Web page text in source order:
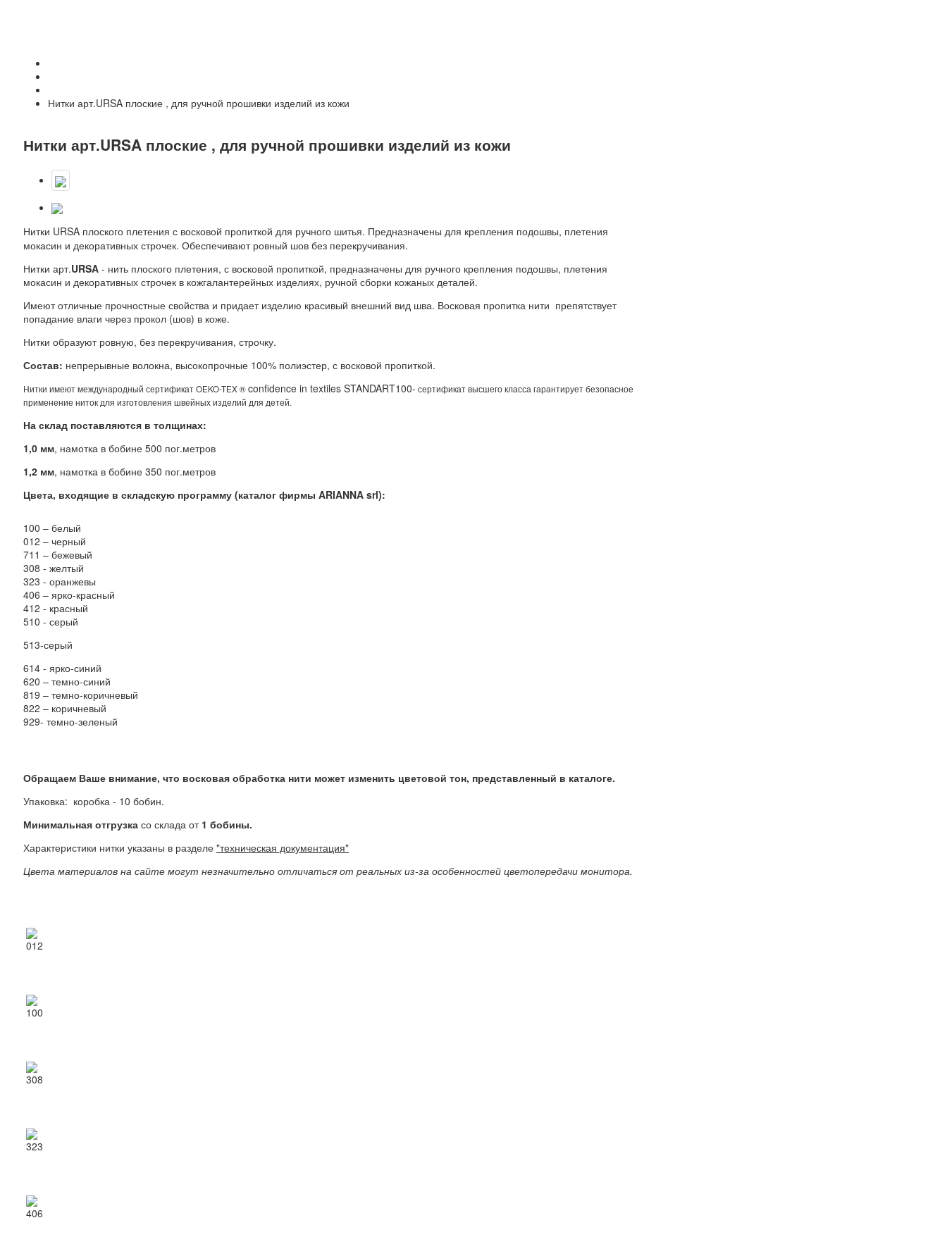
Нитки арт.URSA плоские , для ручной прошивки изделий из кожи
Нитки арт.URSA плоские , для ручной прошивки изделий из кожи
Нитки URSA плоского плетения с восковой пропиткой для ручного шитья. Предназначены для крепления подошвы, плетения
мокасин и декоративных строчек. Обеспечивают ровный шов без перекручивания.
Нитки арт.URSA - нить плоского плетения, с восковой пропиткой, предназначены для ручного крепления подошвы, плетения
мокасин и декоративных строчек в кожгалантерейных изделиях, ручной сборки кожаных деталей.
Имеют отличные прочностные свойства и придает изделию красивый внешний вид шва. Восковая пропитка нити препятствует
попадание влаги через прокол (шов) в коже.
Нитки образуют ровную, без перекручивания, строчку.
Состав: непрерывные волокна, высокопрочные 100% полиэстер, с восковой пропиткой.
Нитки имеют международный сертификат OEKO-TEX ®confidence in textiles STANDART100- сертификат высшего класса гарантирует безопасное
применение ниток для изготовления швейных изделий для детей.
На склад поставляются в толщинах:
1,0 мм, намотка в бобине 500 пог.метров
1,2 мм, намотка в бобине 350 пог.метров
Цвета, входящие в складскую программу (каталог фирмы ARIANNA srl):
100 – белый
012 – черный
711 – бежевый
308 - желтый
323 - оранжевы
406 – ярко-красный
412 - красный
510 - серый
513-серый
614 - ярко-синий
620 – темно-синий
819 – темно-коричневый
822 – коричневый
929- темно-зеленый
Обращаем Ваше внимание, что восковая обработка нити может изменить цветовой тон, представленный в каталоге.
Упаковка: коробка - 10 бобин.
Минимальная отгрузка со склада от 1 бобины.
Характеристики нитки указаны в разделе "техническая документация"
Цвета материалов на сайте могут незначительно отличаться от реальных из-за особенностей цветопередачи монитора.
012
100
308
323
406